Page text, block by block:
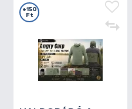
+150
Ft